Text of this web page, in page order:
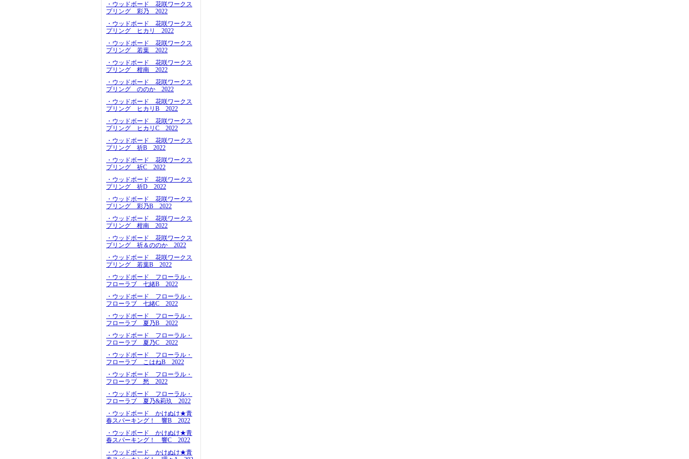
・ウッドボード 花咲ワークス
プリング 彩乃 2022
・ウッドボード 花咲ワークス
プリング ヒカリ 2022
・ウッドボード 花咲ワークス
プリング 若葉 2022
・ウッドボード 花咲ワークス
プリング 柑南 2022
・ウッドボード 花咲ワークス
プリング ののか 2022
・ウッドボード 花咲ワークス
プリング ヒカリB 2022
・ウッドボード 花咲ワークス
プリング ヒカリC 2022
・ウッドボード 花咲ワークス
プリング 祈B 2022
・ウッドボード 花咲ワークス
プリング 祈C 2022
・ウッドボード 花咲ワークス
プリング 祈D 2022
・ウッドボード 花咲ワークス
プリング 彩乃B 2022
・ウッドボード 花咲ワークス
プリング 柑南 2022
・ウッドボード 花咲ワークス
プリング 祈＆ののか 2022
・ウッドボード 花咲ワークス
プリング 若葉B 2022
・ウッドボード フローラル・
フローラブ 七緒B 2022
・ウッドボード フローラル・
フローラブ 七緒C 2022
・ウッドボード フローラル・
フローラブ 夏乃B 2022
・ウッドボード フローラル・
フローラブ 夏乃C 2022
・ウッドボード フローラル・
フローラブ こはねB 2022
・ウッドボード フローラル・
フローラブ 愁 2022
・ウッドボード フローラル・
フローラブ 夏乃&莉玖 2022
・ウッドボード かけぬけ★青
春スパーキング！ 響B 2022
・ウッドボード かけぬけ★青
春スパーキング！ 響C 2022
・ウッドボード かけぬけ★青